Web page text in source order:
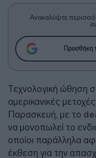
Ανακαλύψτε
Προσθήκη
Τεχνολογική ώθηση
αμερικανικές
Παρασκευή, με το
να μονοπωλεί το
οποίοι παράλληλα
έκθεση για την